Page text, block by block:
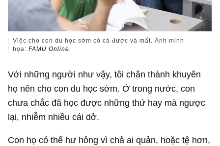
Việc cho con du học sớm có cả được và mất. Ảnh minh
họa:FAMU Online.
Với những người như vậy, tôi chân thành khuyên
họ nên cho con du học sớm. Ở trong nước, con
chưa chắc đã học được những thứ hay mà ngược
lại, nhiễm nhiều cái dở.
Con họ có thể hư hỏng vì chả ai quản, hoặc tệ hơn,